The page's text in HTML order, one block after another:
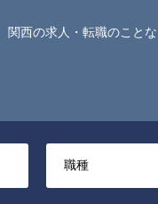
関西の求人・転職のこと